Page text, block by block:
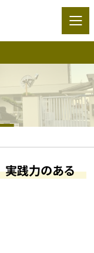
実践力のある